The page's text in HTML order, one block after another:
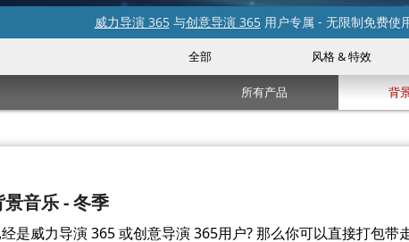
威力导演 365与创意导演 365用户专属 - 无限制免费使
全部 风格 & 特效
所有产品 背
景音乐 - 冬季
是威力导演 365 或创意导演 365用户? 那么你可以直接打包